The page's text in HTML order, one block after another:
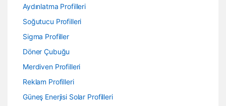
Aydınlatma Profilleri
Soğutucu Profilleri
Sigma Profiller
Döner Çubuğu
Merdiven Profilleri
Reklam Profilleri
Güneş Enerjisi Solar Profilleri